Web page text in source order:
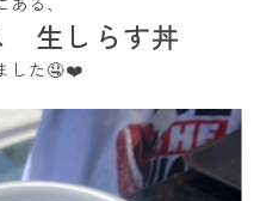
生しらす丼
した🤤❤️